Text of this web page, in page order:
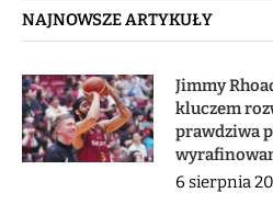
NAJNOWSZE ARTYKUŁY
Jimmy
kluczem
prawdziwa
6 sierpnia